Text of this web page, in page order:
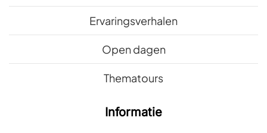
Ervaringsverhalen
Open dagen
Thematours
Informatie